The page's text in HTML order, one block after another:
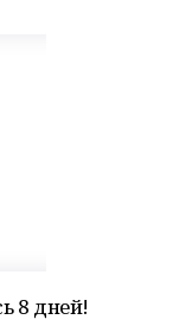
8 дней!